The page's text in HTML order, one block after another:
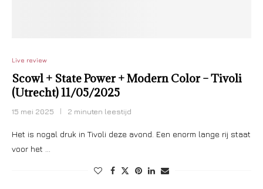
Live review
Scowl + State Power + Modern Color – Tivoli
(Utrecht) 11/05/2025
15 mei 2025 2 minuten leestijd
Het is nogal druk in Tivoli deze avond. Een enorm lange rij staat
voor het …